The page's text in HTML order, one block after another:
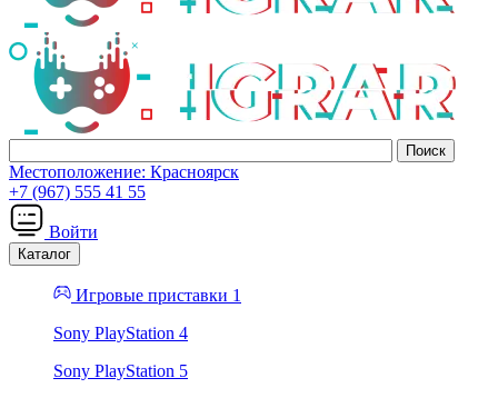
Местоположение: Красноярск
+7 (967) 555 41 55
Войти
Каталог
Игровые приставки 1
Sony PlayStation 4
Sony PlayStation 5